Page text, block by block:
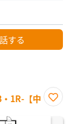
する
1R-【中
に入